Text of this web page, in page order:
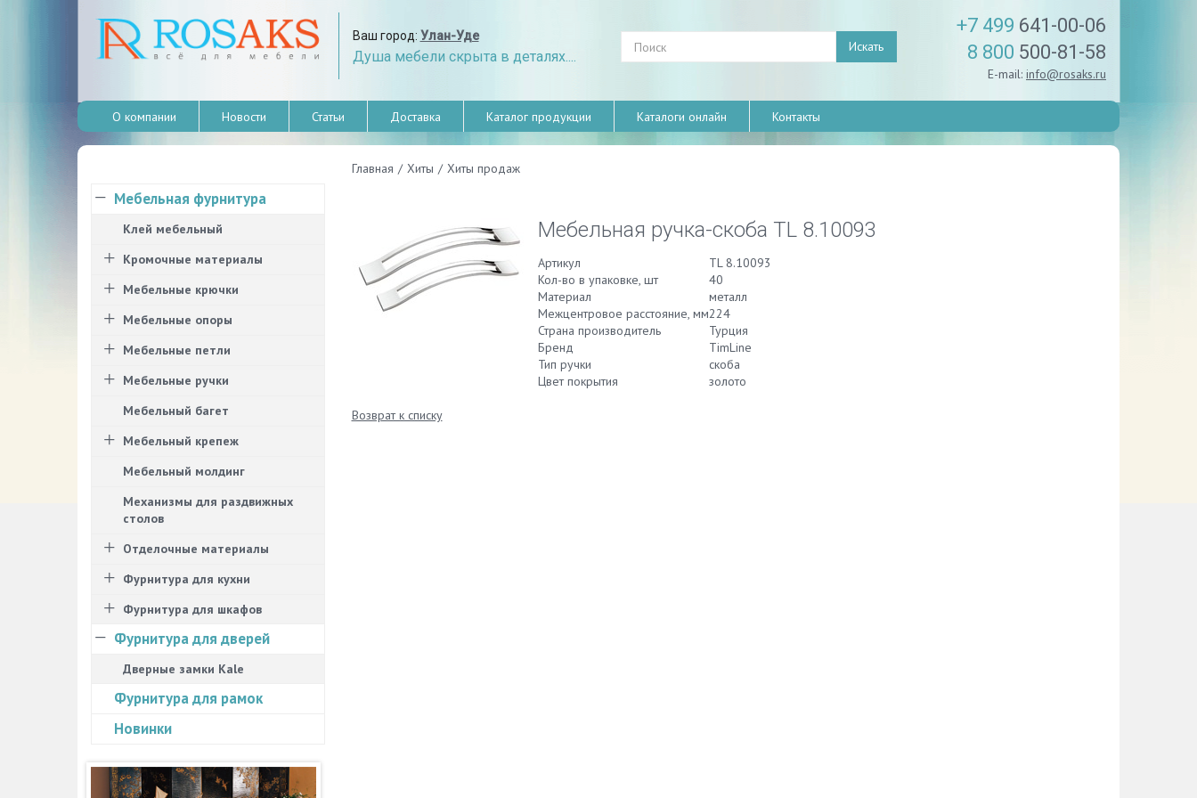
Ваш город: Улан-Уде
Душа мебели скрыта в деталях....
Искать
+7 499 641-00-06
8 800 500-81-58
E-mail: info@rosaks.ru
О компании Новости Статьи Доставка Каталог продукции Каталоги онлайн Контакты
Главная / Хиты / Хиты продаж
Мебельная ручка-скоба TL 8.10093
Артикул
TL 8.10093
Кол-во в упаковке, шт
40
Материал
металл
Межцентровое расстояние, мм224
Страна производитель
Турция
Бренд
TimLine
Тип ручки
скоба
Цвет покрытия
золото
Возврат к списку
Мебельная фурнитура
Клей мебельный
Кромочные материалы
Мебельные крючки
Мебельные опоры
Мебельные петли
Мебельные ручки
Мебельный багет
Мебельный крепеж
Мебельный молдинг
Механизмы для раздвижных
столов
Отделочные материалы
Фурнитура для кухни
Фурнитура для шкафов
Фурнитура для дверей
Дверные замки Kale
Фурнитура для рамок
Новинки